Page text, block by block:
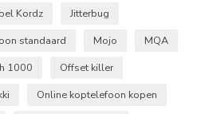
Kordz
Jitterbug
standaard
Mojo
MQA
1000
Offset killer
Online koptelefoon kopen